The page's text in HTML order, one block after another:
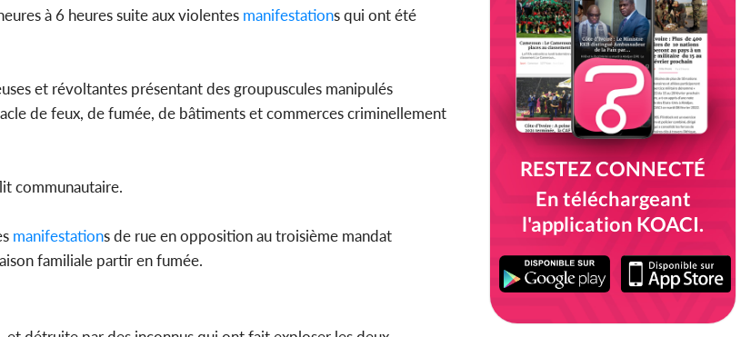
à 6 heures suite aux violentes manifestations qui ont été
et révoltantes présentant des groupuscules manipulés
de feux, de fumée, de bâtiments et commerces criminellement
communautaire.
manifestations de rue en opposition au troisième mandat
familiale partir en fumée.
RESTEZ CONNECTÉ
En téléchargeant
l'application KOACI.